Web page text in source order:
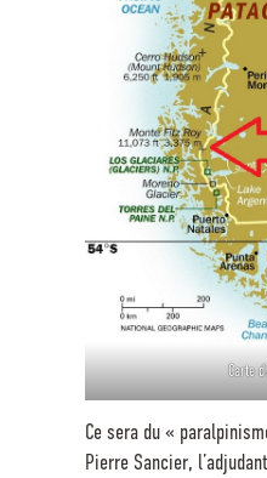
Carte
Ce sera du «
Pierre Sancier,